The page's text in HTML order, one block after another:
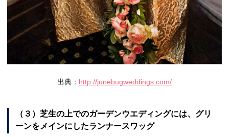
出典： http://junebugweddings.com/
（３）芝生の上でのガーデンウエディングには、グリ
ーンをメインにしたランナースワッグ